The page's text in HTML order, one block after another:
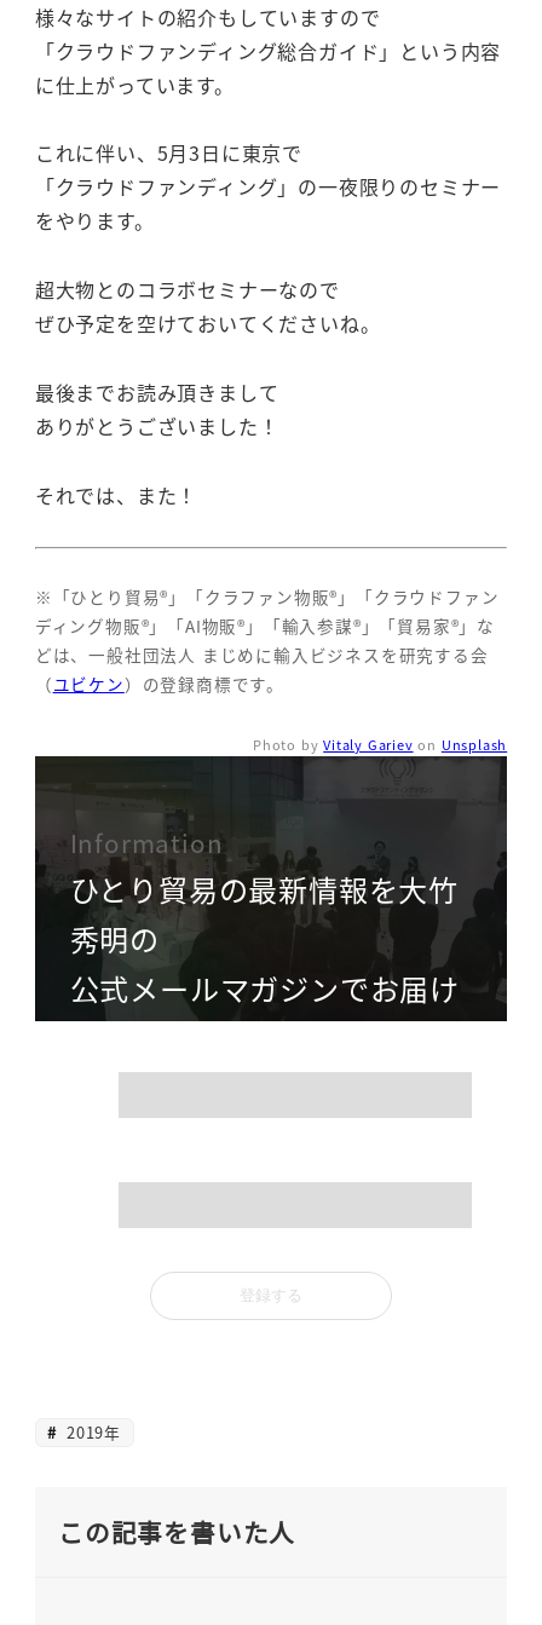
様々なサイトの紹介もしていますので
「クラウドファンディング総合ガイド」という内容
に仕上がっています。
これに伴い、5月3日に東京で
「クラウドファンディング」の一夜限りのセミナー
をやります。
超大物とのコラボセミナーなので
ぜひ予定を空けておいてくださいね。
最後までお読み頂きまして
ありがとうございました！
それでは、また！
※「ひとり貿易®」「クラファン物販®」「クラウドファン
ディング物販®」「AI物販®」「輸入参謀®」「貿易家®」な
どは、一般社団法人 まじめに輸入ビジネスを研究する会
（ユビケン）の登録商標です。
Photo byVitaly Gariev on Unsplash
Information
ひとり貿易の最新情報を大竹
秀明の
公式メールマガジンでお届け
2019年
この記事を書いた人